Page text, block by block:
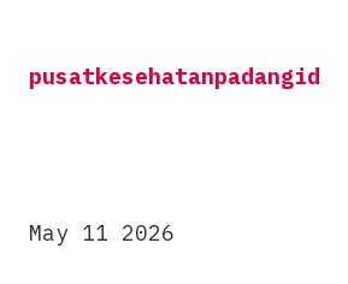
contentpusatkesehatanpadangid
May 11 2026